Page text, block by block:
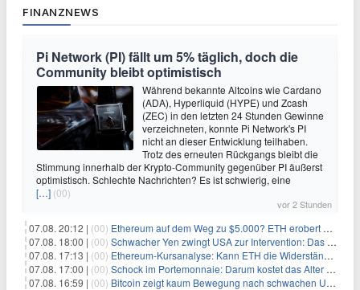
FINANZNEWS
Pi Network (PI) fällt um 5% täglich, doch die
Community bleibt optimistisch
Während bekannte Altcoins wie Cardano
(ADA), Hyperliquid (HYPE) und Zcash
(ZEC) in den letzten 24 Stunden Gewinne
verzeichneten, konnte Pi Network's PI
nicht an dieser Entwicklung teilhaben.
Trotz des erneuten Rückgangs bleibt die
Stimmung innerhalb der Krypto-Community gegenüber PI äußerst
optimistisch. Schlechte Nachrichten? Es ist schwierig, eine
[…] (00)
vor 2 Stunden
07.08. 20:12 | (00) Ethereum auf dem Weg zu $5.000? ETH erobert wichtige Marke zurück, während Institutionen weiter akkumulieren
07.08. 18:00 | (00) Schwacher Yen zwingt USA zur Intervention: Das größte Risiko seit 15 Jahren
07.08. 17:13 | (00) Ethereum-Kursanalyse: Kann ETH die Widerstände der gleitenden Durchschnitte überwinden?
07.08. 17:00 | (00) Schock im Portemonnaie: Darum kostet das Alter deutlich mehr als Sie denken
07.08. 16:59 | (00) Bitcoin zeigt kaum Bewegung nach schwachen US-Arbeitsmarktdaten, Fed-Zinserhöhungschancen sinken auf 44%